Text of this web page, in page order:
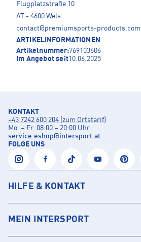
Flugplatzstraße 10
AT - 4600 Wels
contact@premiumsports-products.com
ARTIKELINFORMATIONEN
Artikelnummer:769103606
Im Angebot seit10.06.2025
KONTAKT
+43 7242 600 204 (zum Ortstarif)
Mo. – Fr. 08:00 – 20:00 Uhr
service.eshop@intersport.at
FOLGE UNS
HILFE & KONTAKT
MEIN INTERSPORT